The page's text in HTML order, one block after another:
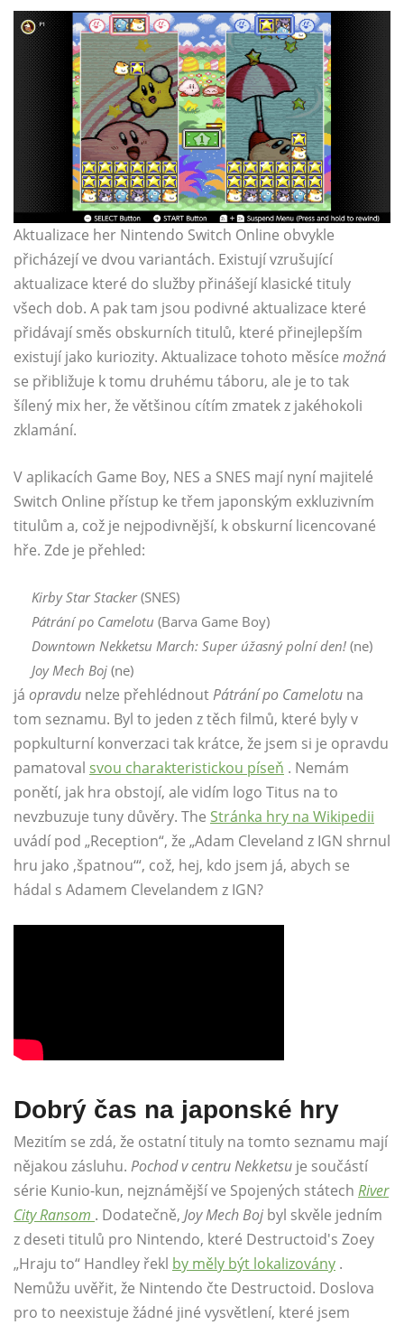
Aktualizace her Nintendo Switch Online obvykle
přicházejí ve dvou variantách. Existují vzrušující
aktualizace které do služby přinášejí klasické tituly
všech dob. A pak tam jsou podivné aktualizace které
přidávají směs obskurních titulů, které přinejlepším
existují jako kuriozity. Aktualizace tohoto měsíce možná
se přibližuje k tomu druhému táboru, ale je to tak
šílený mix her, že většinou cítím zmatek z jakéhokoli
zklamání.
V aplikacích Game Boy, NES a SNES mají nyní majitelé
Switch Online přístup ke třem japonským exkluzivním
titulům a, což je nejpodivnější, k obskurní licencované
hře. Zde je přehled:
Kirby Star Stacker(SNES)
Pátrání po Camelotu (Barva Game Boy)
Downtown Nekketsu March: Super úžasný polní den! (ne)
Joy Mech Boj (ne)
já opravdu nelze přehlédnoutPátrání po Camelotu na
tom seznamu. Byl to jeden z těch filmů, které byly v
popkulturní konverzaci tak krátce, že jsem si je opravdu
pamatoval svou charakteristickou píseň . Nemám
ponětí, jak hra obstojí, ale vidím logo Titus na to
nevzbuzuje tuny důvěry. The Stránka hry na Wikipedii
uvádí pod „Reception“, že „Adam Cleveland z IGN shrnul
hru jako ‚špatnou‘“, což, hej, kdo jsem já, abych se
hádal s Adamem Clevelandem z IGN?
Dobrý čas na japonské hry
Mezitím se zdá, že ostatní tituly na tomto seznamu mají
nějakou zásluhu. Pochod v centru Nekketsu je součástí
série Kunio-kun, nejznámější ve Spojených státech River
City Ransom . Dodatečně, Joy Mech Boj byl skvěle jedním
z deseti titulů pro Nintendo, které Destructoid's Zoey
„Hraju to“ Handley řekl by měly být lokalizovány .
Nemůžu uvěřit, že Nintendo čte Destructoid. Doslova
pro to neexistuje žádné jiné vysvětlení, které jsem